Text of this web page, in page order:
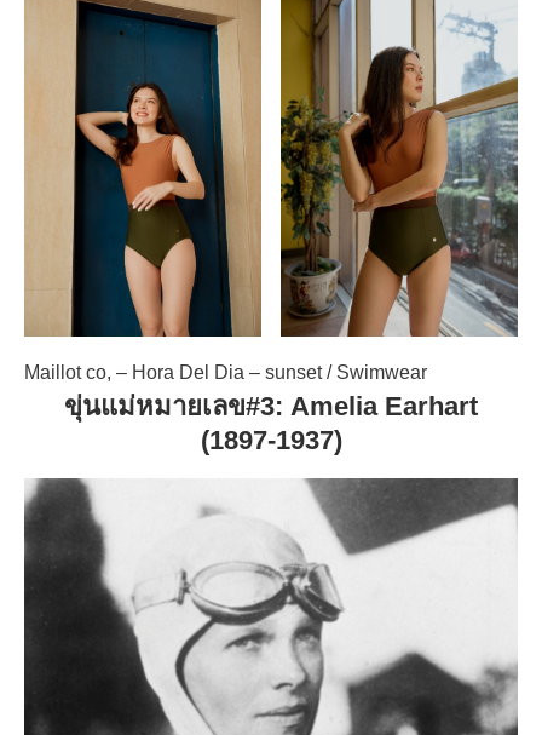
Maillot co, – Hora Del Dia – sunset / Swimwear
ขุ่นแม่หมายเลข#3: Amelia Earhart
(1897-1937)